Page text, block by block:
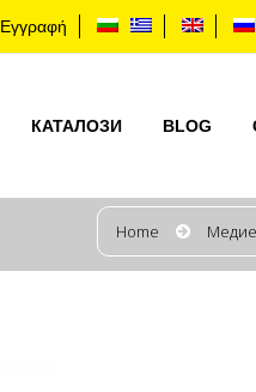
Εγγραφή
КАТАЛОЗИ BLOG
Home